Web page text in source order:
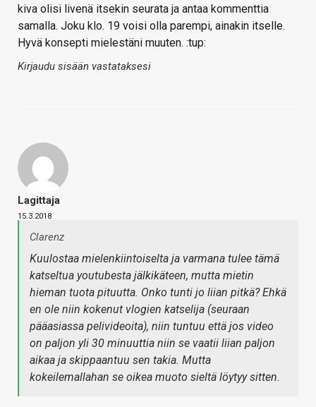
kiva olisi livenä itsekin seurata ja antaa kommenttia
samalla. Joku klo. 19 voisi olla parempi, ainakin itselle.
Hyvä konsepti mielestäni muuten. :tup:
Kirjaudu sisään vastataksesi
Lagittaja
15.3.2018
Clarenz
Kuulostaa mielenkiintoiselta ja varmana tulee tämä
katseltua youtubesta jälkikäteen, mutta mietin
hieman tuota pituutta. Onko tunti jo liian pitkä? Ehkä
en ole niin kokenut vlogien katselija (seuraan
pääasiassa pelivideoita), niin tuntuu että jos video
on paljon yli 30 minuuttia niin se vaatii liian paljon
aikaa ja skippaantuu sen takia. Mutta
kokeilemallahan se oikea muoto sieltä löytyy sitten.